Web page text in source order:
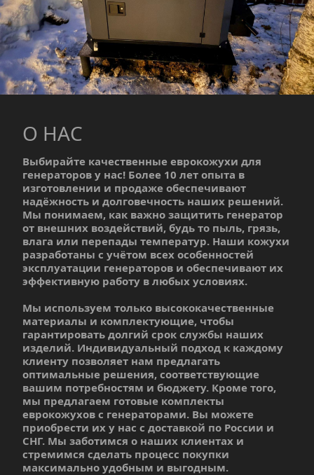
О НАС
Выбирайте качественные еврокожухи для
генераторов у нас! Более 10 лет опыта в
изготовлении и продаже обеспечивают
надёжность и долговечность наших решений.
Мы понимаем, как важно защитить генератор
от внешних воздействий, будь то пыль, грязь,
влага или перепады температур. Наши кожухи
разработаны с учётом всех особенностей
эксплуатации генераторов и обеспечивают их
эффективную работу в любых условиях.
Мы используем только высококачественные
материалы и комплектующие, чтобы
гарантировать долгий срок службы наших
изделий. Индивидуальный подход к каждому
клиенту позволяет нам предлагать
оптимальные решения, соответствующие
вашим потребностям и бюджету. Кроме того,
мы предлагаем готовые комплекты
еврокожухов с генераторами. Вы можете
приобрести их у нас с доставкой по России и
СНГ. Мы заботимся о наших клиентах и
стремимся сделать процесс покупки
максимально удобным и выгодным.